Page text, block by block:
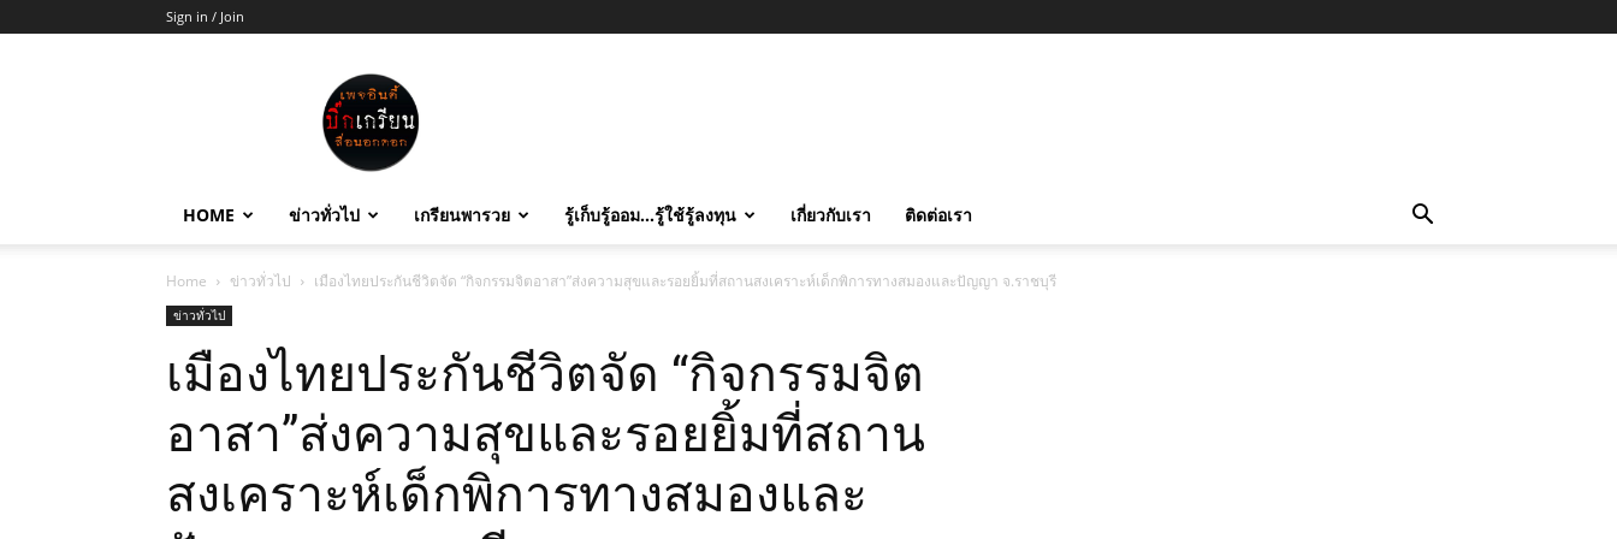
Sign in / Join
บิ๊ก
เกรียน
HOME ข่าวทั่วไป เกรียนพารวย รู้เก็บรู้ออม…รู้ใช้รู้ลงทุน เกี่ยวกับเรา ติดต่อเรา
Home ข่าวทั่วไป เมืองไทยประกันชีวิตจัด “กิจกรรมจิตอาสา”ส่งความสุขและรอยยิ้มที่สถานสงเคราะห์เด็กพิการทางสมองและปัญญา จ.ราชบุรี
ข่าวทั่วไป
เมืองไทยประกันชีวิตจัด “กิจกรรมจิต
อาสา”ส่งความสุขและรอยยิ้มที่สถาน
สงเคราะห์เด็กพิการทางสมองและ